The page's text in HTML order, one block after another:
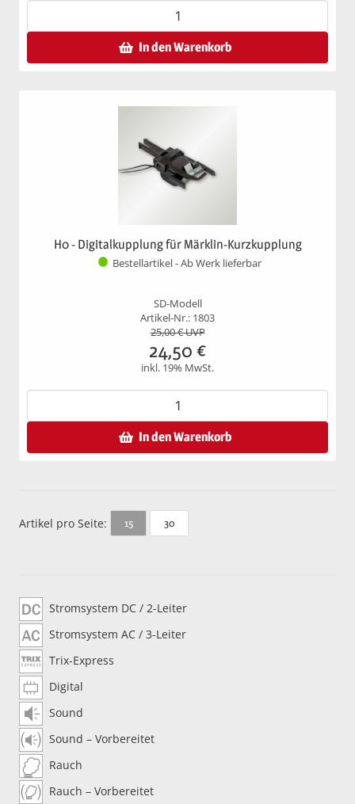
In den Warenkorb
H0 - Digitalkupplung für Märklin-Kurzkupplung
Bestellartikel - Ab Werk lieferbar
SD-Modell
Artikel-Nr.: 1803
25,00€ UVP
24,50 €
inkl. 19% MwSt.
In den Warenkorb
Artikel pro Seite: 15 30
Stromsystem DC / 2-Leiter
Stromsystem AC / 3-Leiter
Trix-Express
Digital
Sound
Sound – Vorbereitet
Rauch
Rauch – Vorbereitet